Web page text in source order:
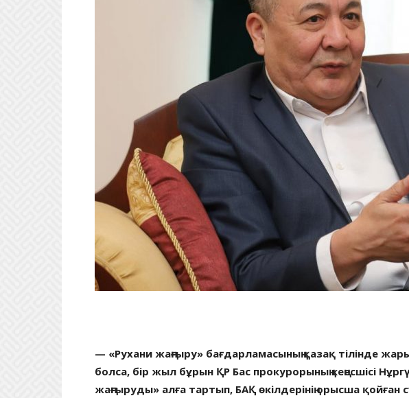
— «Рухани жаңғыру» бағдарламасының қазақ тілінде жарық
болса, бір жыл бұрын ҚР Бас прокурорының кеңесшісі
жаңғыруды» алға тартып, БАҚ өкілдерінің орысша қойған